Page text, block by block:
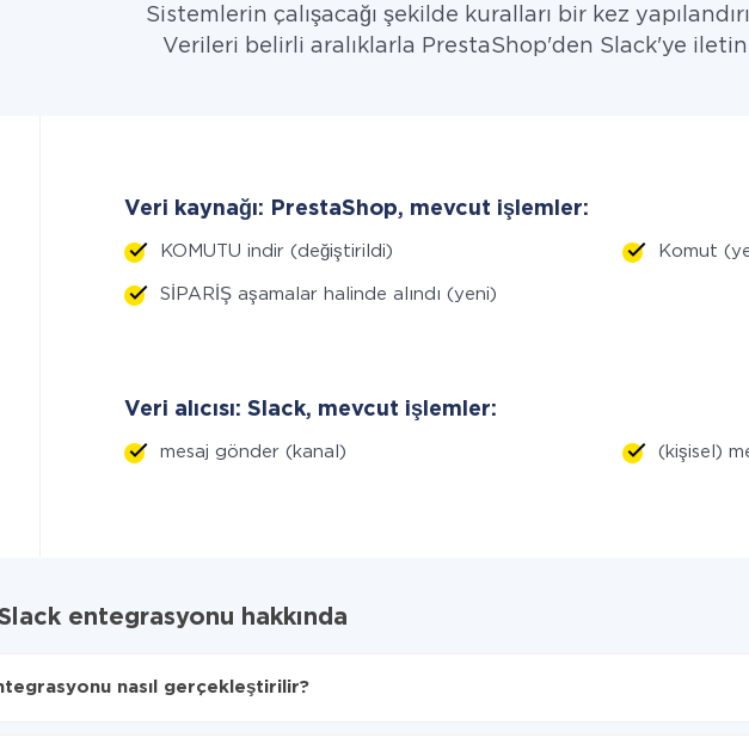
Sistemlerin çalışacağı şekilde kuralları bir kez
Verileri belirli aralıklarla PrestaShop'den Slack'ye
Veri kaynağı: PrestaShop, mevcut işlemler:
KOMUTU indir (değiştirildi) Komut
SİPARİŞ aşamalar halinde alındı (yeni)
Veri alıcısı: Slack, mevcut işlemler:
mesaj gönder (kanal) (kişisel)
entegrasyonu hakkında
nasıl gerçekleştirilir?